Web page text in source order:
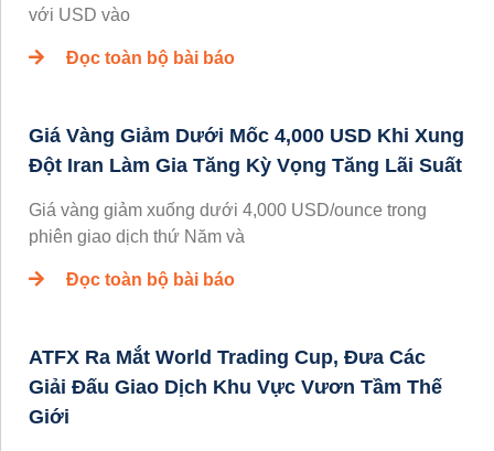
với USD vào
Đọc toàn bộ bài báo
Giá Vàng Giảm Dưới Mốc 4,000 USD Khi Xung
Đột Iran Làm Gia Tăng Kỳ Vọng Tăng Lãi Suất
Giá vàng giảm xuống dưới 4,000 USD/ounce trong
phiên giao dịch thứ Năm và
Đọc toàn bộ bài báo
ATFX Ra Mắt World Trading Cup, Đưa Các
Giải Đấu Giao Dịch Khu Vực Vươn Tầm Thế
Giới